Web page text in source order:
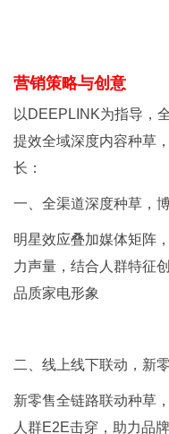
营销策略与创意
以DEEPLINK为指导，
提效全域深度内容种草
长：
一、全渠道深度种草，
明星效应叠加媒体矩阵
力声量，结合人群特征
品质家电形象
二、线上线下联动，新
新零售全链路联动种草
人群E2E击穿，助力品